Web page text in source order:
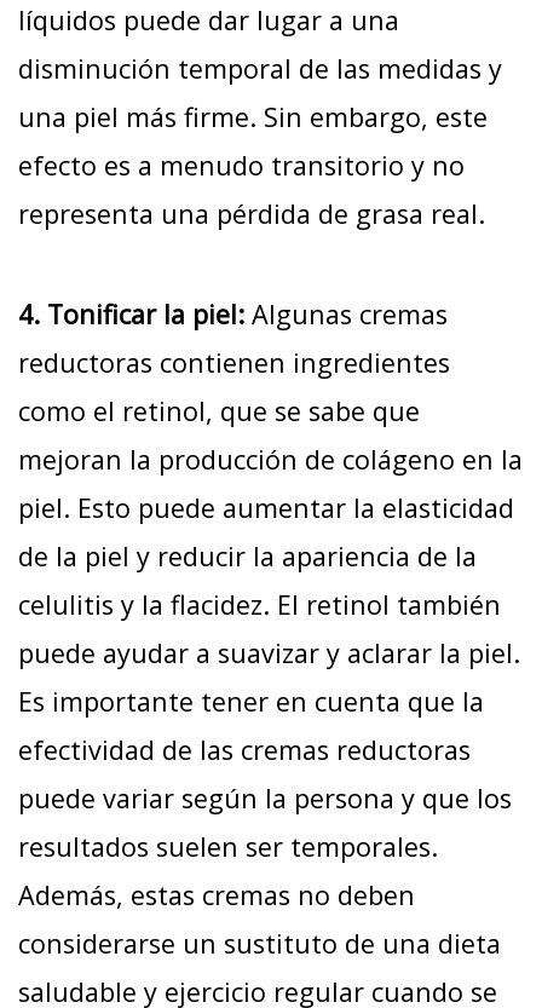
líquidos puede dar lugar a una
disminución temporal de las medidas y
una piel más firme. Sin embargo, este
efecto es a menudo transitorio y no
representa una pérdida de grasa real.
4. Tonificar la piel: Algunas cremas
reductoras contienen ingredientes
como el retinol, que se sabe que
mejoran la producción de colágeno en la
piel. Esto puede aumentar la elasticidad
de la piel y reducir la apariencia de la
celulitis y la flacidez. El retinol también
puede ayudar a suavizar y aclarar la piel.
Es importante tener en cuenta que la
efectividad de las cremas reductoras
puede variar según la persona y que los
resultados suelen ser temporales.
Además, estas cremas no deben
considerarse un sustituto de una dieta
saludable y ejercicio regular cuando se